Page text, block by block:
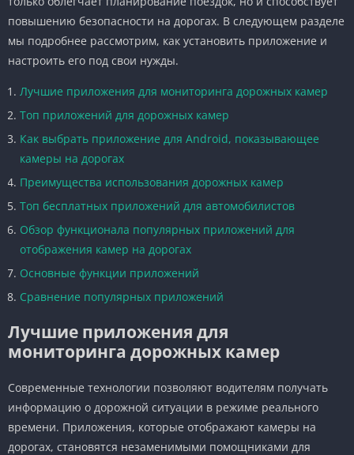
повышению безопасности на дорогах. В следующем разделе
мы подробнее рассмотрим, как установить приложение и
настроить его под свои нужды.
Лучшие приложения для мониторинга дорожных камер
Топ приложений для дорожных камер
Как выбрать приложение для Android, показывающее
камеры на дорогах
Преимущества использования дорожных камер
Топ бесплатных приложений для автомобилистов
Обзор функционала популярных приложений для
отображения камер на дорогах
Основные функции приложений
Сравнение популярных приложений
Лучшие приложения для
мониторинга дорожных камер
Современные технологии позволяют водителям получать
информацию о дорожной ситуации в режиме реального
времени. Приложения, которые отображают камеры на
дорогах, становятся незаменимыми помощниками для